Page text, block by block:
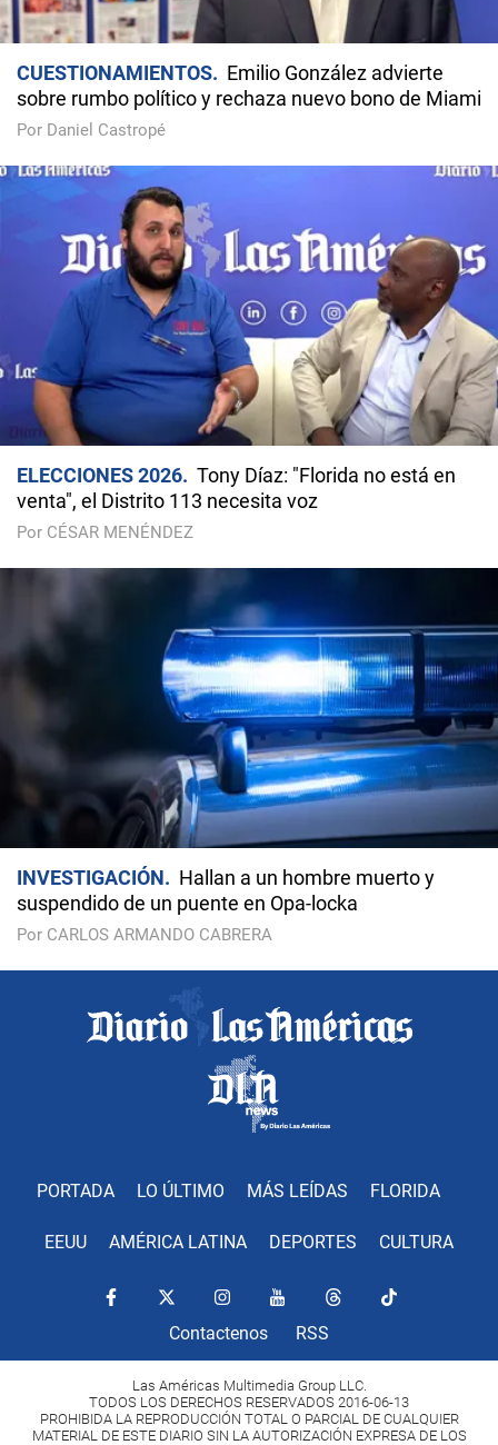
CUESTIONAMIENTOS
Emilio González advierte
sobre rumbo político y rechaza nuevo bono de Miami
Por Daniel Castropé
ELECCIONES 2026
Tony Díaz: "Florida no está en
venta", el Distrito 113 necesita voz
Por CÉSAR MENÉNDEZ
INVESTIGACIÓN
Hallan a un hombre muerto y
suspendido de un puente en Opa-locka
Por CARLOS ARMANDO CABRERA
PORTADA LO ÚLTIMO MÁS LEÍDAS FLORIDA
EEUU AMÉRICA LATINA DEPORTES CULTURA
Contactenos RSS
Las Américas Multimedia Group LLC.
TODOS LOS DERECHOS RESERVADOS 2016-06-13
PROHIBIDA LA REPRODUCCIÓN TOTAL O PARCIAL DE CUALQUIER
MATERIAL DE ESTE DIARIO SIN LA AUTORIZACIÓN EXPRESA DE LOS